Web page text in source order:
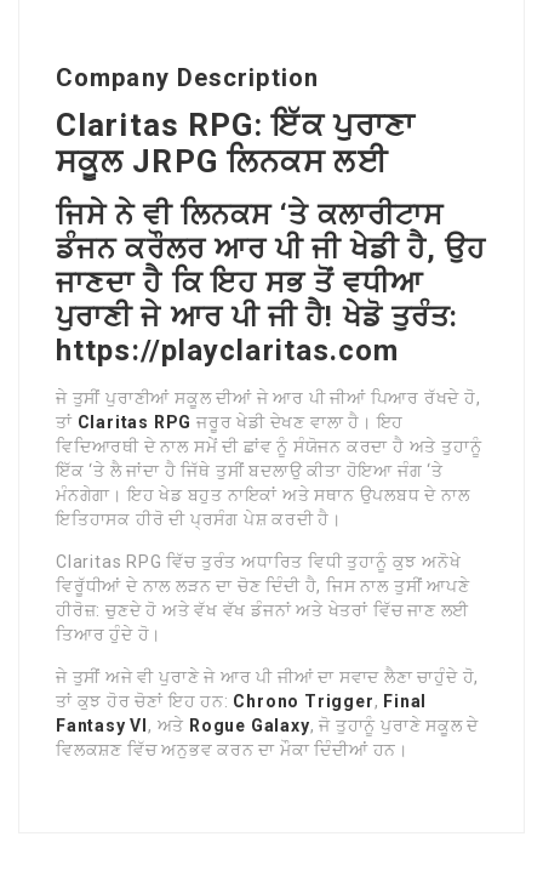
Company Description
Claritas RPG: ਇੱਕ ਪੁਰਾਣਾ
ਸਕੂਲ JRPG ਲਿਨਕਸ ਲਈ
ਜਿਸੇ ਨੇ ਵੀ ਲਿਨਕਸ ‘ਤੇ ਕਲਾਰੀਟਾਸ
ਡੰਜਨ ਕਰੌਲਰ ਆਰ ਪੀ ਜੀ ਖੇਡੀ ਹੈ, ਉਹ
ਜਾਣਦਾ ਹੈ ਕਿ ਇਹ ਸਭ ਤੋਂ ਵਧੀਆ
ਪੁਰਾਣੀ ਜੇ ਆਰ ਪੀ ਜੀ ਹੈ! ਖੇਡੋ ਤੁਰੰਤ:
https://playclaritas.com
ਜੇ ਤੁਸੀਂ ਪੁਰਾਣੀਆਂ ਸਕੂਲ ਦੀਆਂ ਜੇ ਆਰ ਪੀ ਜੀਆਂ ਪਿਆਰ ਰੱਖਦੇ ਹੋ,
ਤਾਂ Claritas RPG ਜਰੂਰ ਖੇਡੀ ਦੇਖਣ ਵਾਲਾ ਹੈ। ਇਹ
ਵਿਦਿਆਰਥੀ ਦੇ ਨਾਲ ਸਮੇਂ ਦੀ ਛਾਂਵ ਨੂੰ ਸੰਯੋਜਨ ਕਰਦਾ ਹੈ ਅਤੇ ਤੁਹਾਨੂੰ
ਇੱਕ ‘ਤੇ ਲੈ ਜਾਂਦਾ ਹੈ ਜਿੱਥੇ ਤੁਸੀਂ ਬਦਲਾਉ ਕੀਤਾ ਹੋਇਆ ਜੰਗ ‘ਤੇ
ਮੰਨਗੇਗਾ। ਇਹ ਖੇਡ ਬਹੁਤ ਨਾਇਕਾਂ ਅਤੇ ਸਥਾਨ ਉਪਲਬਧ ਦੇ ਨਾਲ
ਇਤਿਹਾਸਕ ਹੀਰੋ ਦੀ ਪ੍ਰਸੰਗ ਪੇਸ਼ ਕਰਦੀ ਹੈ।
Claritas RPG ਵਿੱਚ ਤੁਰੰਤ ਅਧਾਰਿਤ ਵਿਧੀ ਤੁਹਾਨੂੰ ਕੁਝ ਅਨੋਖੇ
ਵਿਰੂੱਧੀਆਂ ਦੇ ਨਾਲ ਲੜਨ ਦਾ ਚੋਣ ਦਿੰਦੀ ਹੈ, ਜਿਸ ਨਾਲ ਤੁਸੀਂ ਆਪਣੇ
ਹੀਰੋਜ਼: ਚੁਣਦੇ ਹੋ ਅਤੇ ਵੱਖ ਵੱਖ ਡੰਜਨਾਂ ਅਤੇ ਖੇਤਰਾਂ ਵਿੱਚ ਜਾਣ ਲਈ
ਤਿਆਰ ਹੁੰਦੇ ਹੋ।
ਜੇ ਤੁਸੀਂ ਅਜੇ ਵੀ ਪੁਰਾਣੇ ਜੇ ਆਰ ਪੀ ਜੀਆਂ ਦਾ ਸਵਾਦ ਲੈਣਾ ਚਾਹੁੰਦੇ ਹੋ,
ਤਾਂ ਕੁਝ ਹੋਰ ਚੋਣਾਂ ਇਹ ਹਨ: Chrono Trigger, Final
Fantasy VI , ਅਤੇ Rogue Galaxy, ਜੋ ਤੁਹਾਨੂੰ ਪੁਰਾਣੇ ਸਕੂਲ ਦੇ
ਵਿਲਕਸ਼ਣ ਵਿੱਚ ਅਨੁਭਵ ਕਰਨ ਦਾ ਮੌਕਾ ਦਿੰਦੀਆਂ ਹਨ।